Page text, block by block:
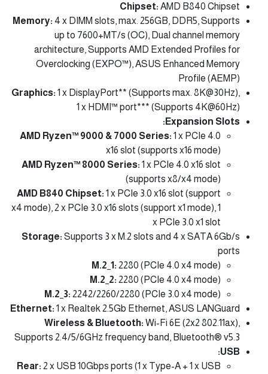
Chipset: AMD B840 Chipset
Memory: 4 x DIMM slots, max. 256GB, DDR5, Supports
up to 7600+MT/s (OC), Dual channel memory
architecture, Supports AMD Extended Profiles for
Overclocking (EXPO™), ASUS Enhanced Memory
Profile (AEMP)
Graphics: 1 x DisplayPort** (Supports max. 8K@30Hz),
1 x HDMI™ port*** (Supports 4K@60Hz)
Expansion Slots:
AMD Ryzen™ 9000 & 7000 Series: 1 x PCIe 4.0
x16 slot (supports x16 mode)
AMD Ryzen™ 8000 Series: 1 x PCIe 4.0 x16 slot
(supports x8/x4 mode)
AMD B840 Chipset: 1 x PCIe 3.0 x16 slot (support
x4 mode), 2 x PCIe 3.0 x16 slots (support x1 mode), 1
x PCIe 3.0 x1 slot
Storage: Supports 3 x M.2 slots and 4 x SATA 6Gb/s
ports
M.2_1: 2280 (PCIe 4.0 x4 mode)
M.2_2: 2280 (PCIe 4.0 x4 mode)
M.2_3: 2242/2260/2280 (PCIe 3.0 x4 mode)
Ethernet: 1 x Realtek 2.5Gb Ethernet, ASUS LANGuard
Wireless & Bluetooth: Wi-Fi 6E (2x2 802.11ax),
Supports 2.4/5/6GHz frequency band, Bluetooth® v5.3
USB:
Rear: 2 x USB 10Gbps ports (1 x Type-A + 1 x USB